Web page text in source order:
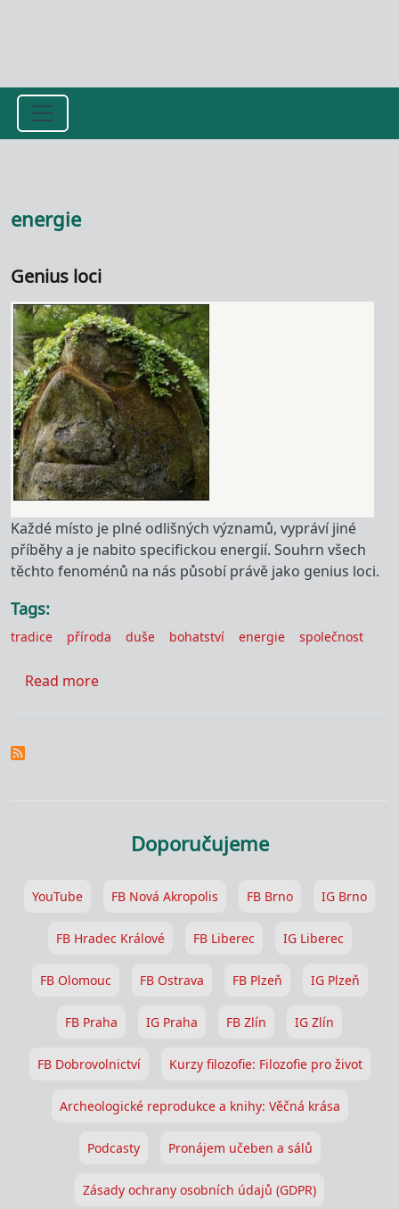
Přejít k hlavnímu obsahu
energie
Genius loci
Každé místo je plné odlišných významů, vypráví jiné
příběhy a je nabito specifickou energií. Souhrn všech
těchto fenoménů na nás působí právě jako genius loci.
Tags
tradice příroda duše bohatství energie společnost
Read moreabout Genius loci
Doporučujeme
YouTube FB Nová Akropolis FB Brno IG Brno
FB Hradec Králové FB Liberec IG Liberec
FB Olomouc FB Ostrava FB Plzeň IG Plzeň
FB Praha IG Praha FB Zlín IG Zlín
FB Dobrovolnictví Kurzy filozofie: Filozofie pro život
Archeologické reprodukce a knihy: Věčná krása
Podcasty Pronájem učeben a sálů
Zásady ochrany osobních údajů (GDPR)